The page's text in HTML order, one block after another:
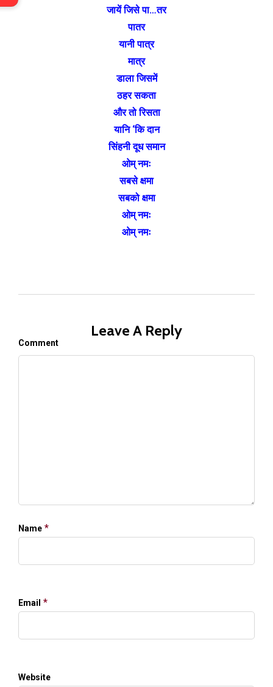
जायें जिसे पा…तर
पातर
यानी पात्र
मात्र
डाला जिसमें
ठहर सकता
और तो रिसता
यानि ‘कि दान
सिंहनी दूध समान
ओम् नमः
सबसे क्षमा
सबको क्षमा
ओम् नमः
ओम् नमः
Leave A Reply
Comment
Name *
Email *
Website